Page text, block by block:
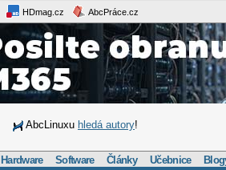
HDmag.cz AbcPráce.cz
AbcLinuxu hledá autory!
Hardware Software Články Učebnice